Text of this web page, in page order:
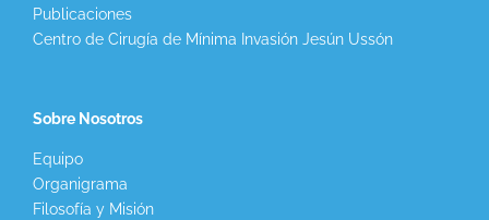
Publicaciones
Centro de Cirugía de Mínima Invasión Jesún Ussón
Sobre Nosotros
Equipo
Organigrama
Filosofía y Misión